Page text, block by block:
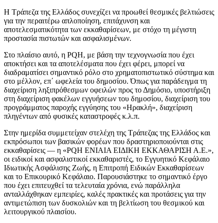
Η Τράπεζα της Ελλάδος συνεχίζει να προωθεί θεσμικές βελτιώσεις
για την περαιτέρω απλοποίηση, επιτάχυνση και
αποτελεσματικότητα των εκκαθαρίσεων, με στόχο τη μέγιστη
προστασία πιστωτών και ασφαλισμένων.
Στο πλαίσιο αυτό, η PQH, με βάση την τεχνογνωσία που έχει
αποκτήσει και τα αποτελέσματα που έχει φέρει, μπορεί να
διαδραματίσει σημαντικό ρόλο στο χρηματοπιστωτικό σύστημα και
στο μέλλον, επ΄ ωφελεία του δημοσίου. Όπως για παράδειγμα τη
διαχείριση ληξιπρόθεσμων οφειλών προς το Δημόσιο, υποστήριξη
στη διαχείριση φακέλων εγγυήσεων του δημοσίου, διαχείριση του
προγράμματος παροχής εγγύησης του «Ηρακλή», διαχείριση
πληγέντων από φυσικές καταστροφές κ.λ.π.
Στην ημερίδα συμμετείχαν στελέχη της Τράπεζας της Ελλάδος και
εκπρόσωποι των βασικών φορέων που δραστηριοποιούνται στις
εκκαθαρίσεις — η «PQH ΕΝΙΑΙΑ ΕΙΔΙΚΗ ΕΚΚΑΘΑΡΙΣΗ Α.Ε.»,
οι ειδικοί και ασφαλιστικοί εκκαθαριστές, το Εγγυητικό Κεφάλαιο
Ιδιωτικής Ασφάλισης Ζωής, η Επιτροπή Ειδικών Εκκαθαρίσεων
και το Επικουρικό Κεφάλαιο. Παρουσιάστηκε το σημαντικό έργο
που έχει επιτευχθεί τα τελευταία χρόνια, ενώ παράλληλα
ανταλλάχθηκαν εμπειρίες, καλές πρακτικές και προτάσεις για την
αντιμετώπιση των δυσκολιών και τη βελτίωση του θεσμικού και
λειτουργικού πλαισίου.